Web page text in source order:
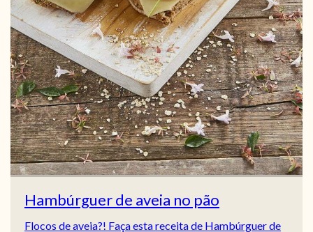
Hambúrguer de aveia no pão
Flocos de aveia?! Faça esta receita de Hambúrguer de